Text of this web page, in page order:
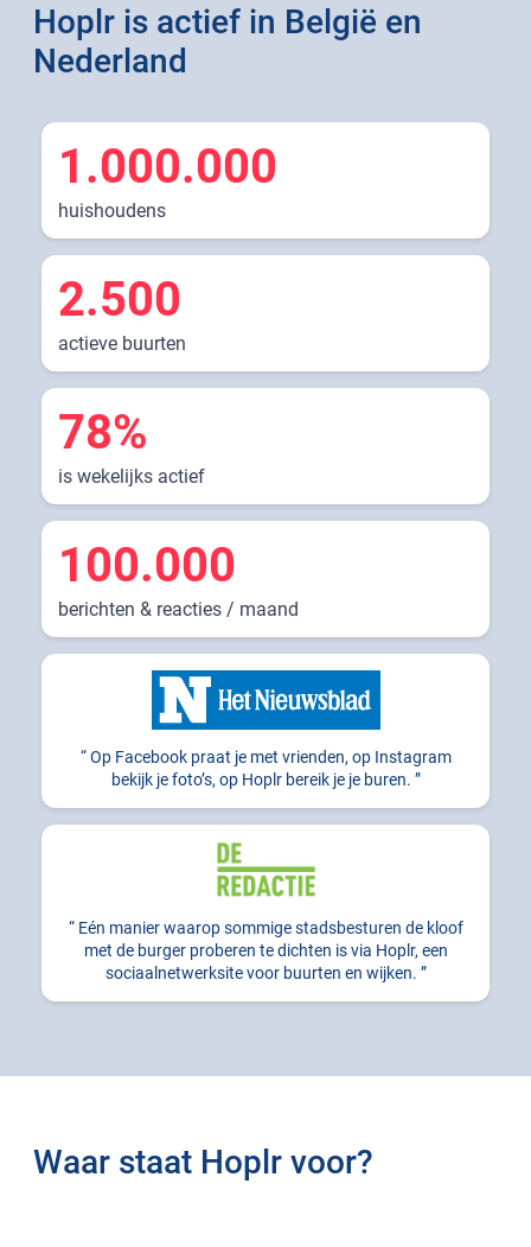
Hoplr is actief in België en
Nederland
1.000.000
huishoudens
2.500
actieve buurten
78%
is wekelijks actief
100.000
berichten & reacties / maand
Op Facebook praat je met vrienden, op Instagram
bekijk je foto’s, op Hoplr bereik je je buren.
Eén manier waarop sommige stadsbesturen de kloof
met de burger proberen te dichten is via Hoplr, een
sociaalnetwerksite voor buurten en wijken.
Waar staat Hoplr voor?